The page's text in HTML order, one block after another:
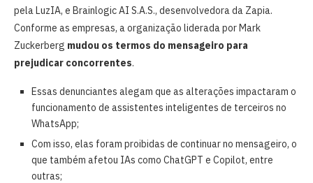
pela LuzIA, e Brainlogic AI S.A.S., desenvolvedora da Zapia.
Conforme as empresas, a organização liderada por Mark
Zuckerberg mudou os termos do mensageiro para
prejudicar concorrentes.
Essas denunciantes alegam que as alterações impactaram o
funcionamento de assistentes inteligentes de terceiros no
WhatsApp;
Com isso, elas foram proibidas de continuar no mensageiro, o
que também afetou IAs como ChatGPT e Copilot, entre
outras;